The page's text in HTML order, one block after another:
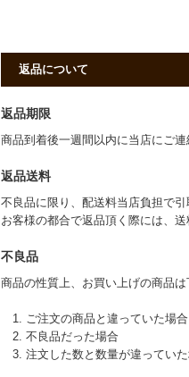
返品について
返品期限
商品到着後一週間以内に当店にご連
返品送料
不良品に限り、配送料当店負担で引
お客様の都合で返品頂く際には、
不良品
商品の性質上、お買い上げの商品
1. ご注文の商品と違っていた場合
2. 不良品だった場合
3. 注文した数と数量が違ってい